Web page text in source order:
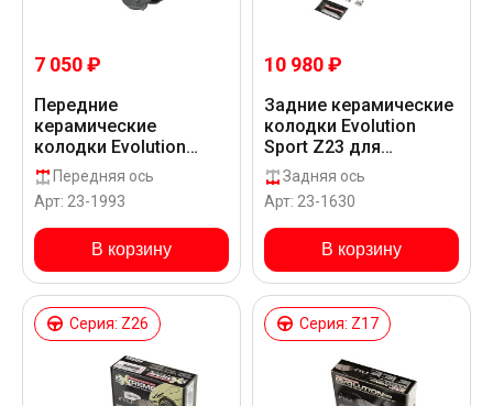
7 050 ₽
Передние
керамические
колодки Evolution
Sport Z23 для
Mercedes-Benz 119
CDI BLUETEC W447
Передняя ось
Арт: 23-1993
В корзину
10 980 ₽
Задние керамические
колодки Evolution
Sport Z23 для
Mercedes-Benz A 45
AMG W176
Задняя ось
Арт: 23-1630
В корзину
Серия: Z26 Серия: Z17